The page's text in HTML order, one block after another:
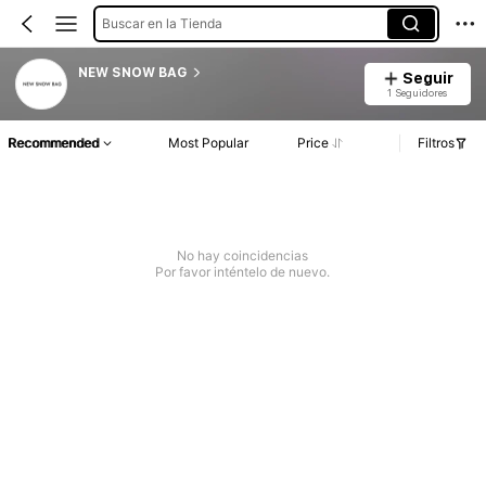
Buscar en la Tienda
NEW SNOW BAG Seguir
1 Seguidores
Recommended Most Popular Price Filtros
No hay coincidencias
Por favor inténtelo de nuevo.